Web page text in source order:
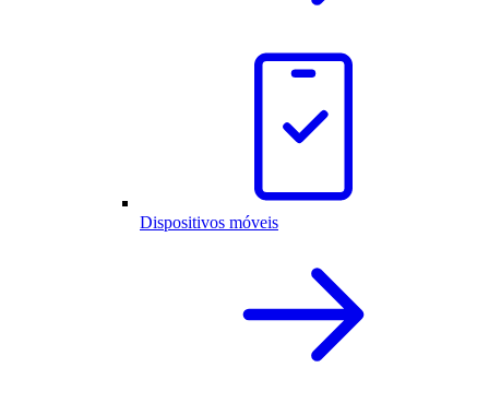
Dispositivos móveis